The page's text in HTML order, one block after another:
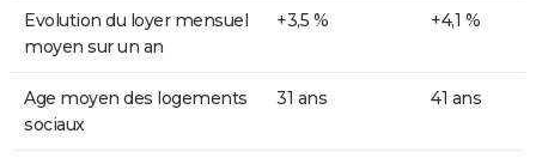
Evolution du loyer mensuel
moyen sur un an
+3,5 % +4,1 %
Age moyen des logements
sociaux
31 ans 41 ans